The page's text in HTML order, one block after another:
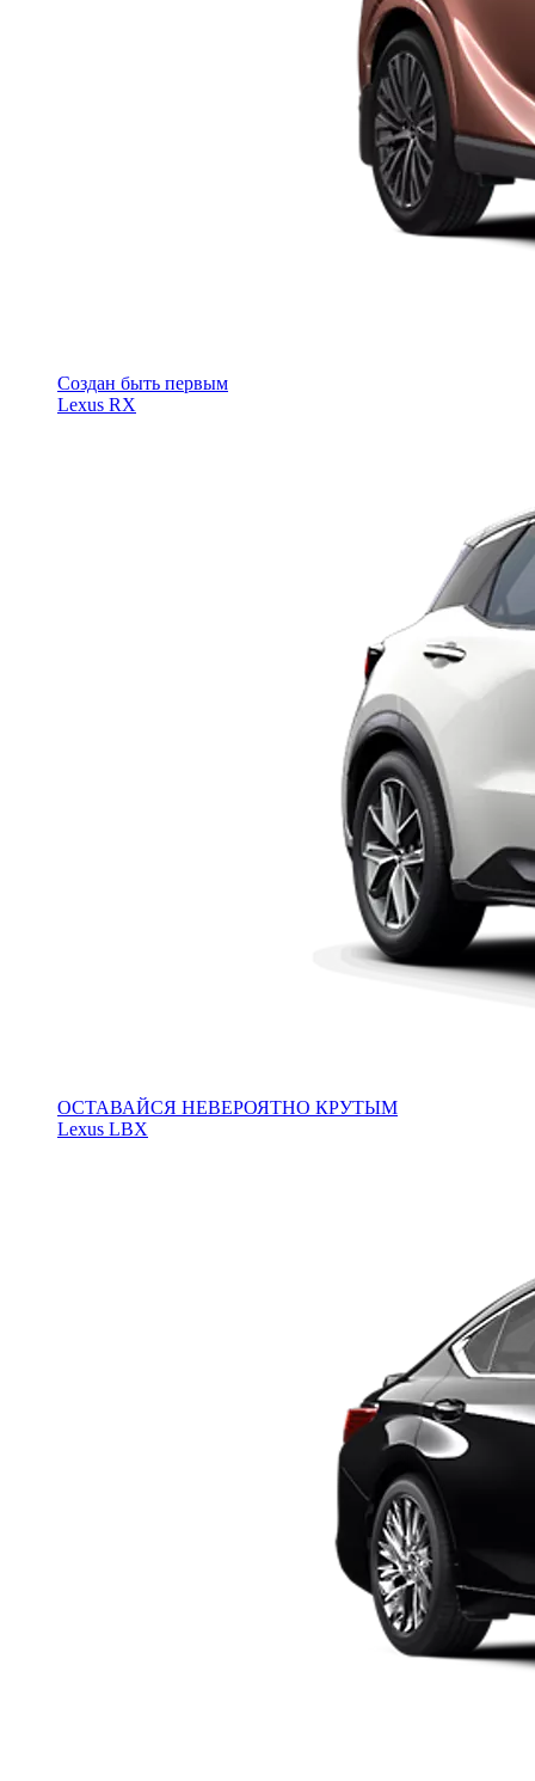
Cоздан быть первым
Lexus RX
ОСТАВАЙСЯ НЕВЕРОЯТНО КРУТЫМ
Lexus LBX